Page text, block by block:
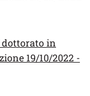
dottorato in
19/10/2022 -
il link in una